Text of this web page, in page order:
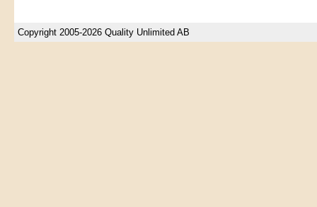
Copyright 2005-2026 Quality Unlimited AB